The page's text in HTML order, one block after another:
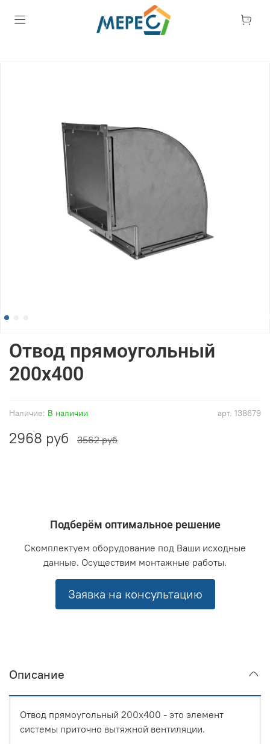
арт. 138679
Наличие: В наличии
Отвод прямоугольный
200x400
2968 руб 3562 руб
Подберём оптимальное решение
Скомплектуем оборудование под Ваши исходные
данные. Осуществим монтажные работы.
Заявка на консультацию
Описание
Отвод прямоугольный 200x400 - это элемент
системы приточно вытяжной вентиляции.